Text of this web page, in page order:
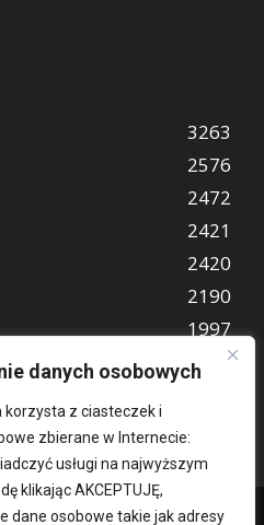
danych osobowych
korzysta z ciasteczek i
zbierane w Internecie:
usługi na najwyższym
klikając AKCEPTUJĘ,
dane osobowe takie jak adresy
3263
2576
2472
2421
2420
2190
1997
849